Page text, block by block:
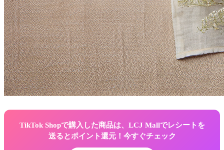
TikTok Shopで購入した商品は、LCJ Mallでレシートを
送るとポイント還元！今すぐチェック